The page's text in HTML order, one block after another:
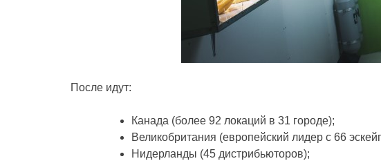
После идут:
Канада (более 92 локаций в 31 городе);
Великобритания (европейский лидер с 66
Нидерланды (45 дистрибьюторов);